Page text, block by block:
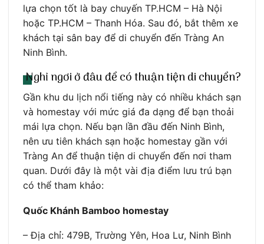
lựa chọn tốt là bay chuyến TP.HCM – Hà Nội
hoặc TP.HCM – Thanh Hóa. Sau đó, bắt thêm xe
khách tại sân bay để di chuyển đến Tràng An
Ninh Bình.
Nghỉ ngơi ở đâu để có thuận tiện di chuyển?
Gần khu du lịch nổi tiếng này có nhiều khách sạn
và homestay với mức giá đa dạng để bạn thoải
mái lựa chọn. Nếu bạn lần đầu đến Ninh Bình,
nên ưu tiên khách sạn hoặc homestay gần với
Tràng An để thuận tiện di chuyển đến nơi tham
quan. Dưới đây là một vài địa điểm lưu trú bạn
có thể tham khảo:
Quốc Khánh Bamboo homestay
– Địa chỉ: 479B, Trường Yên, Hoa Lư, Ninh Bình